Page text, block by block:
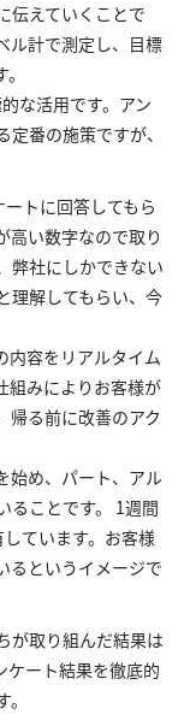
伝えていくことで
ル計で測定し、目標
な活用です。アン
番の施策ですが、
トに回答してもら
高い数字なので取り
弊社にしかできない
理解してもらい、今
内容をリアルタイム
組みによりお客様が
帰る前に改善のアク
始め、パート、アル
ることです。 1週間
ています。お客様
るというイメージで
が取り組んだ結果は
ケート結果を徹底的